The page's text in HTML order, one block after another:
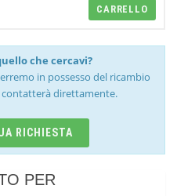
CARRELLO
che cercavi?
in possesso del ricambio
direttamente.
RICHIESTA
PER